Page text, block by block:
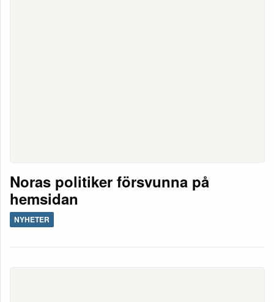
Noras politiker försvunna på
hemsidan
NYHETER